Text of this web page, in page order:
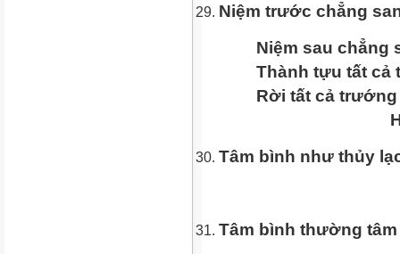
Niệm trước chẳng
Niệm sau chẳng
Thành tựu tất cả
Rời tất cả trướng
Huệ
Tâm bình như thủy
Tâm bình thường